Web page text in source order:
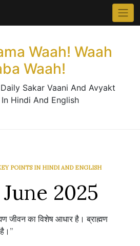
Waah! Waah
Waah!
Sakar Vaani And Avyakt
In Hindi And English
POINTS IN HINDI AND ENGLISH
2025
जीवन का विशेष आधार है। ब्राह्मण
×